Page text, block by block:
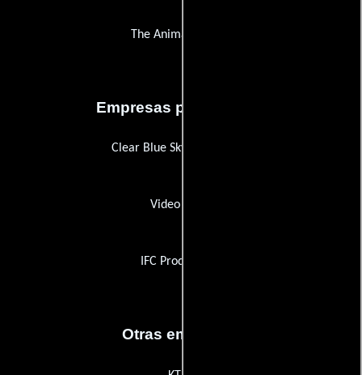
The Animal Agency
Empresas productoras
Clear Blue Sky Productions
Video Voice
IFC Productions
Otras empresas